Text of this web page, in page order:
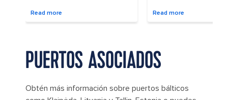
ways to do it.
Read more
cruise.
Read more
PUERTOS ASOCIADOS
Obtén más información sobre puertos bálticos